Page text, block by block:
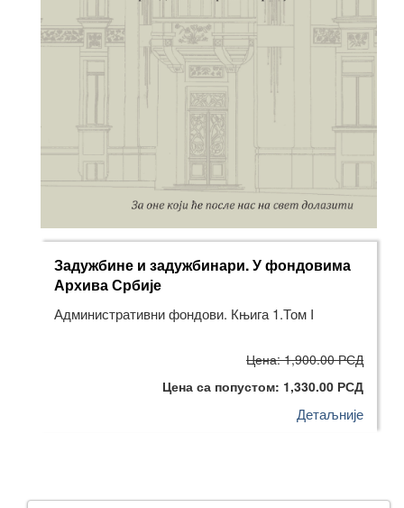
Задужбине и задужбинари. У фондовима
Архива Србије
Административни фондови. Књига 1.Том I
Цена: 1,900.00 РСД
Цена са попустом: 1,330.00 РСД
Детаљније